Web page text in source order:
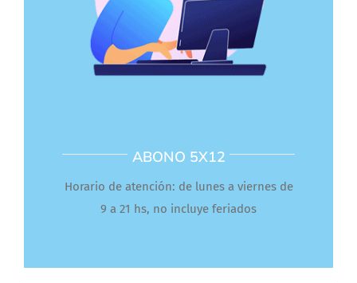
ABONO 5X12
Horario de atención: de lunes a viernes de
9 a 21 hs, no incluye feriados